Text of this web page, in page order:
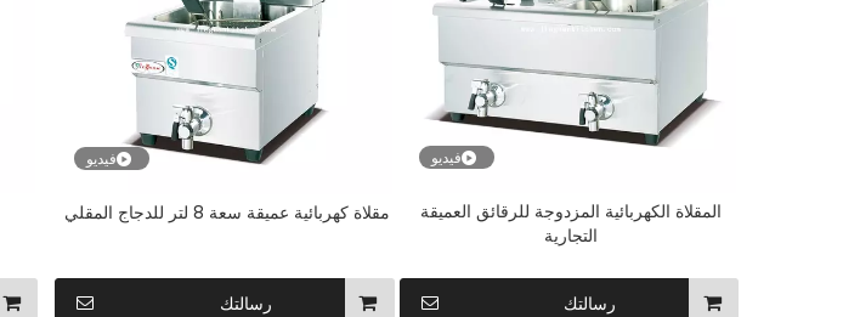
فيديو
المقلاة الكهربائية المزدوجة للرقائق العميقة
التجارية
رسالتك
فيديو
مقلاة كهربائية عميقة سعة 8 لتر للدجاج المقلي
رسالتك